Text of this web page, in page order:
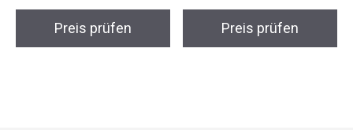
Preis prüfen Preis prüfen